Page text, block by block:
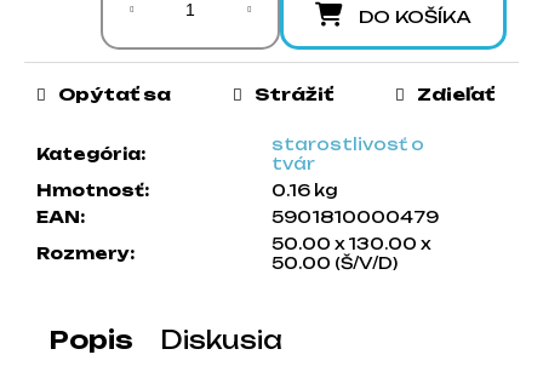
DO KOŠÍKA
Kategória:
starostlivosť o
tvár
Hmotnosť:
0.16 kg
EAN:
5901810000479
Rozmery:
50.00 x 130.00 x
50.00 (Š/V/D)
Opýtať sa Strážiť Zdieľať
Popis Diskusia